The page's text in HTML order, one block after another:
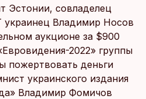
Эстонии, совладелец
украинец Владимир Носов
аукционе за $900
2022» группы
пожертвовать деньги
украинского издания
Владимир Фомичов